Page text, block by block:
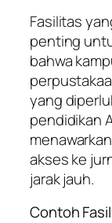
Fasilitas
penting
bahwa
yang
pendidikan
akses ke
jarak jauh.
Contoh